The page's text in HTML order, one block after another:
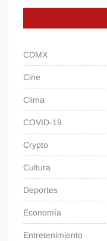
CDMX
Cine
Clima
COVID-19
Crypto
Cultura
Deportes
Economía
Entretenimiento